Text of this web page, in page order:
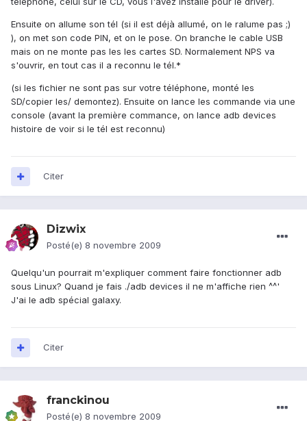
Ensuite on allume son tél (si il est déjà allumé, on le ralume pas ;)
), on met son code PIN, et on le pose. On branche le cable USB
mais on ne monte pas les les cartes SD. Normalement NPS va
s'ouvrir, en tout cas il a reconnu le tél.*
(si les fichier ne sont pas sur votre téléphone, monté les
SD/copier les/ demontez). Ensuite on lance les commande via une
console (avant la première commance, on lance adb devices
histoire de voir si le tél est reconnu)
Citer
Dizwix
Posté(e) 8 novembre 2009
Quelqu'un pourrait m'expliquer comment faire fonctionner adb
sous Linux? Quand je fais ./adb devices il ne m'affiche rien ^^'
J'ai le adb spécial galaxy.
Citer
franckinou
Posté(e) 8 novembre 2009